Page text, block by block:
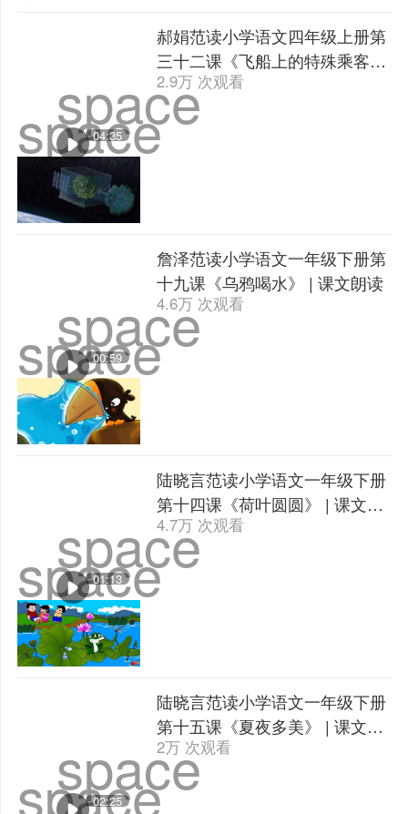
space
space
04:35
郝娟范读小学语文四年级上册第
三十二课《飞船上的特殊乘客》
| 课文朗读
2.9万 次观看
space
space
00:59
詹泽范读小学语文一年级下册第
十九课《乌鸦喝水》 | 课文朗读
4.6万 次观看
space
space
01:13
陆晓言范读小学语文一年级下册
第十四课《荷叶圆圆》 | 课文朗
读
4.7万 次观看
space
space
02:25
陆晓言范读小学语文一年级下册
第十五课《夏夜多美》 | 课文朗
读
2万 次观看